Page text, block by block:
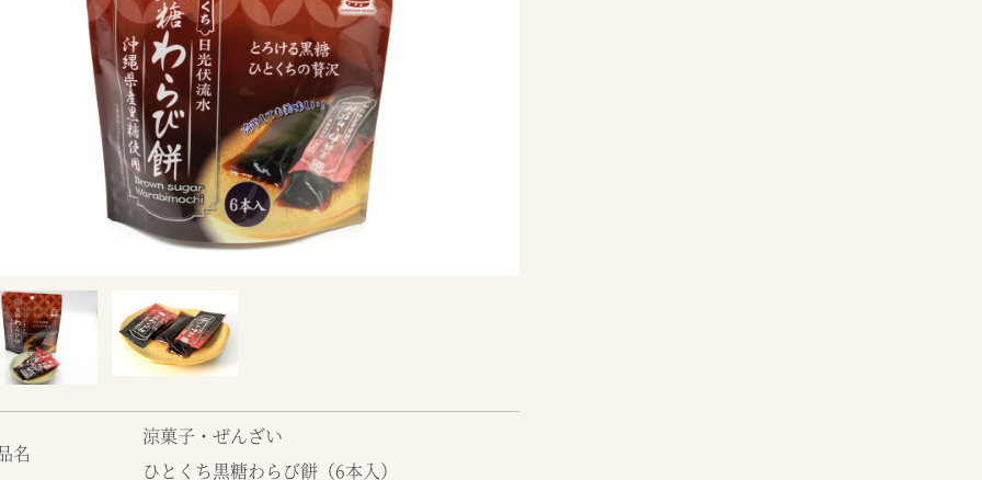
名
涼菓子・ぜんざい
ひとくち黒糖わらび餅（6本入）